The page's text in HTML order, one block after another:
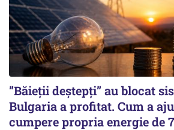
”Băieții deștepți” au blocat
Bulgaria a profitat. Cum a
cumpere propria energie de